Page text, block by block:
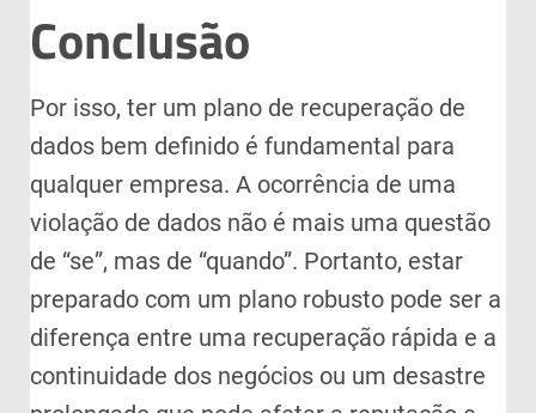
Conclusão
Por isso, ter um plano de recuperação de
dados bem definido é fundamental para
qualquer empresa. A ocorrência de uma
violação de dados não é mais uma questão
de “se”, mas de “quando”. Portanto, estar
preparado com um plano robusto pode ser a
diferença entre uma recuperação rápida e a
continuidade dos negócios ou um desastre